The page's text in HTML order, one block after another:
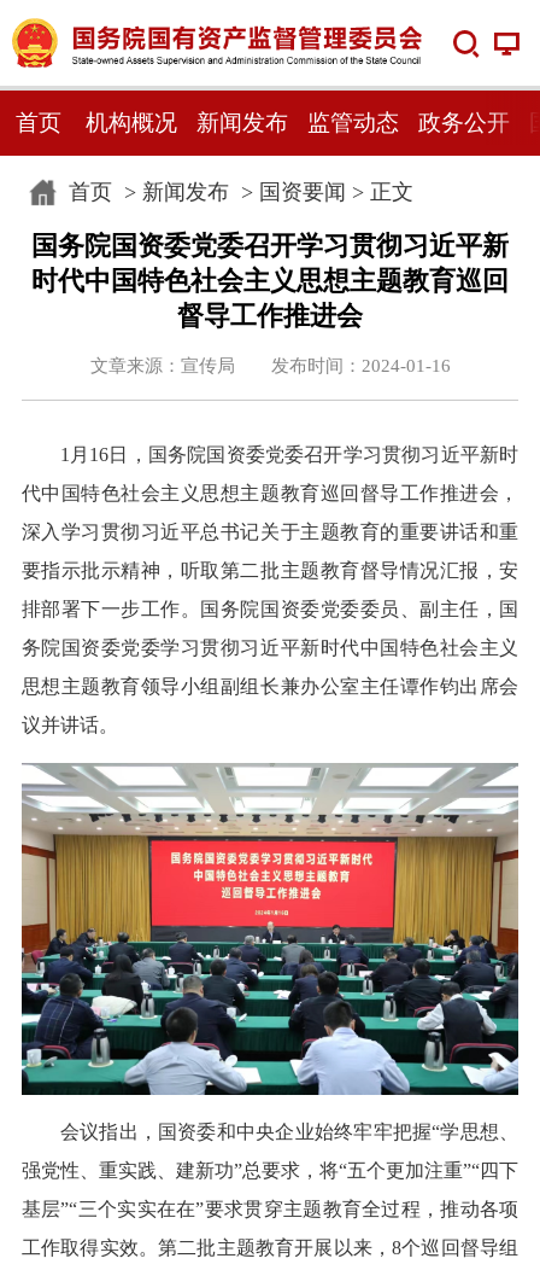
首页 机构概况 新闻发布 监管动态 政务公开
首页> 新闻发布> 国资要闻 > 正文
国务院国资委党委召开学习贯彻习近平新
时代中国特色社会主义思想主题教育巡回
督导工作推进会
文章来源：宣传局 发布时间：2024-01-16
1月16日，国务院国资委党委召开学习贯彻习近平新时
代中国特色社会主义思想主题教育巡回督导工作推进会，
深入学习贯彻习近平总书记关于主题教育的重要讲话和重
要指示批示精神，听取第二批主题教育督导情况汇报，安
排部署下一步工作。国务院国资委党委委员、副主任，国
务院国资委党委学习贯彻习近平新时代中国特色社会主义
思想主题教育领导小组副组长兼办公室主任谭作钧出席会
议并讲话。
会议指出，国资委和中央企业始终牢牢把握“学思想、
强党性、重实践、建新功”总要求，将“五个更加注重”“四下
基层”“三个实实在在”要求贯穿主题教育全过程，推动各项
工作取得实效。第二批主题教育开展以来，8个巡回督导组